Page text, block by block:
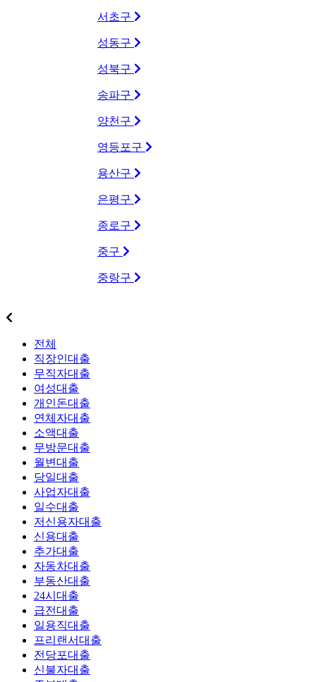
서초구
성동구
성북구
송파구
양천구
영등포구
용산구
은평구
종로구
중구
중랑구
전체
직장인대출
무직자대출
여성대출
개인돈대출
연체자대출
소액대출
무방문대출
월변대출
당일대출
사업자대출
일수대출
저신용자대출
신용대출
추가대출
자동차대출
부동산대출
24시대출
급전대출
일용직대출
프리랜서대출
전당포대출
신불자대출